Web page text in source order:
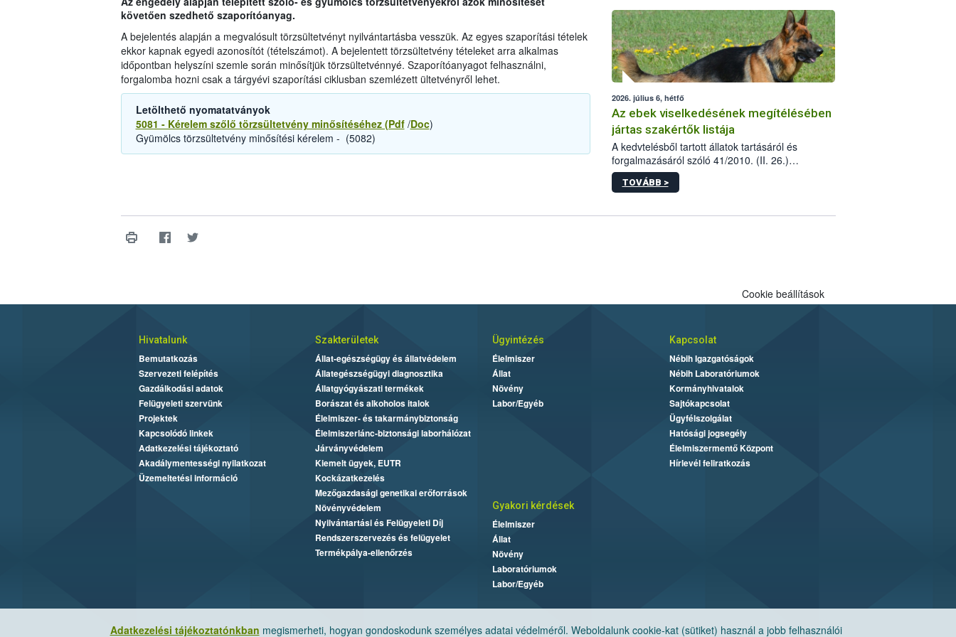
követően szedhető szaporítóanyag.
A bejelentés alapján a megvalósult törzsültetvényt nyilvántartásba vesszük. Az egyes szaporítási tételek
ekkor kapnak egyedi azonosítót (tételszámot). A bejelentett törzsültetvény tételeket arra alkalmas
időpontban helyszíni szemle során minősítjük törzsültetvénnyé. Szaporítóanyagot felhasználni,
forgalomba hozni csak a tárgyévi szaporítási ciklusban szemlézett ültetvényről lehet.
Letölthető nyomatatványok
5081 - Kérelem szőlő törzsültetvény minősítéséhez (Pdf/Doc)
Gyümölcs törzsültetvény minősítési kérelem - (5082)
2026. július 6, hétfő
Az ebek viselkedésének megítélésében
jártas szakértők listája
A kedvtelésből tartott állatok tartásáról és
forgalmazásáról szóló 41/2010. (II. 26.)
Korm.rendelet szabályozza az eb okozta fizikai
sérülés, illetve ennek veszélye keletkezésekor
veszélyes eb tartását és annak engedélyezését.
TOVÁBB >
Adatkezelési tájékoztatónkban megismerheti, hogyan gondoskodunk személyes adatai védelméről. Weboldalunk cookie-kat (sütiket) használ a jobb felhasználói
Cookie beállítások
Hivatalunk
Bemutatkozás
Szervezeti felépítés
Gazdálkodási adatok
Felügyeleti szervünk
Projektek
Kapcsolódó linkek
Adatkezelési tájékoztató
Akadálymentességi nyilatkozat
Üzemeltetési információ
Szakterületek
Állat-egészségügy és állatvédelem
Állategészségügyi diagnosztika
Állatgyógyászati termékek
Borászat és alkoholos italok
Élelmiszer- és takarmánybiztonság
Élelmiszerlánc-biztonsági laborhálózat
Járványvédelem
Kiemelt ügyek, EUTR
Kockázatkezelés
Mezőgazdasági genetikai erőforrások
Növényvédelem
Nyilvántartási és Felügyeleti Díj
Rendszerszervezés és felügyelet
Termékpálya-ellenőrzés
Ügyintézés
Élelmiszer
Állat
Növény
Labor/Egyéb
Kapcsolat
Nébih Igazgatóságok
Nébih Laboratóriumok
Kormányhivatalok
Sajtókapcsolat
Ügyfélszolgálat
Hatósági jogsegély
Élelmiszermentő Központ
Hírlevél feliratkozás
Gyakori kérdések
Élelmiszer
Állat
Növény
Laboratóriumok
Labor/Egyéb